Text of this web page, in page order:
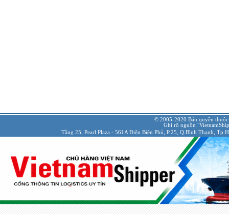
© 2005-2020 Bản quyền
Ghi rõ nguồn
Tầng 25, Pearl Plaza - 561A Điện Biên Phủ, P.25, Q.Bình Thạnh,